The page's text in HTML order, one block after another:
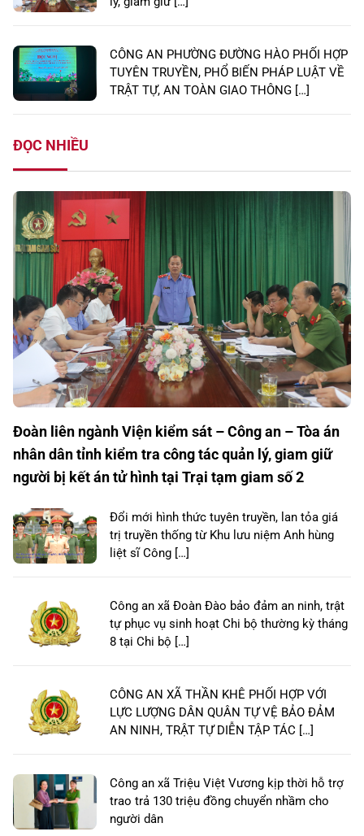
CÔNG AN PHƯỜNG ĐƯỜNG HÀO PHỐI HỢP
TUYÊN TRUYỀN, PHỔ BIẾN PHÁP LUẬT VỀ
TRẬT TỰ, AN TOÀN GIAO THÔNG […]
ĐỌC NHIỀU
Đoàn liên ngành Viện kiểm sát – Công an – Tòa án
nhân dân tỉnh kiểm tra công tác quản lý, giam giữ
người bị kết án tử hình tại Trại tạm giam số 2
Đổi mới hình thức tuyên truyền, lan tỏa giá
trị truyền thống từ Khu lưu niệm Anh hùng
liệt sĩ Công […]
Công an xã Đoàn Đào bảo đảm an ninh, trật
tự phục vụ sinh hoạt Chi bộ thường kỳ tháng
8 tại Chi bộ […]
CÔNG AN XÃ THẦN KHÊ PHỐI HỢP VỚI
LỰC LƯỢNG DÂN QUÂN TỰ VỆ BẢO ĐẢM
AN NINH, TRẬT TỰ DIỄN TẬP TÁC […]
Công an xã Triệu Việt Vương kịp thời hỗ trợ
trao trả 130 triệu đồng chuyển nhầm cho
người dân